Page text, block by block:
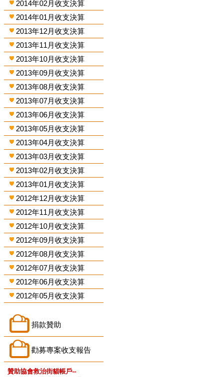
2014年02月收支決算
2014年01月收支決算
2013年12月收支決算
2013年11月收支決算
2013年10月收支決算
2013年09月收支決算
2013年08月收支決算
2013年07月收支決算
2013年06月收支決算
2013年05月收支決算
2013年04月收支決算
2013年03月收支決算
2013年02月收支決算
2013年01月收支決算
2012年12月收支決算
2012年11月收支決算
2012年10月收支決算
2012年09月收支決算
2012年08月收支決算
2012年07月收支決算
2012年06月收支決算
2012年05月收支決算
捐款贊助
勸募專案收支報告
贊助協會救治街貓帳戶--